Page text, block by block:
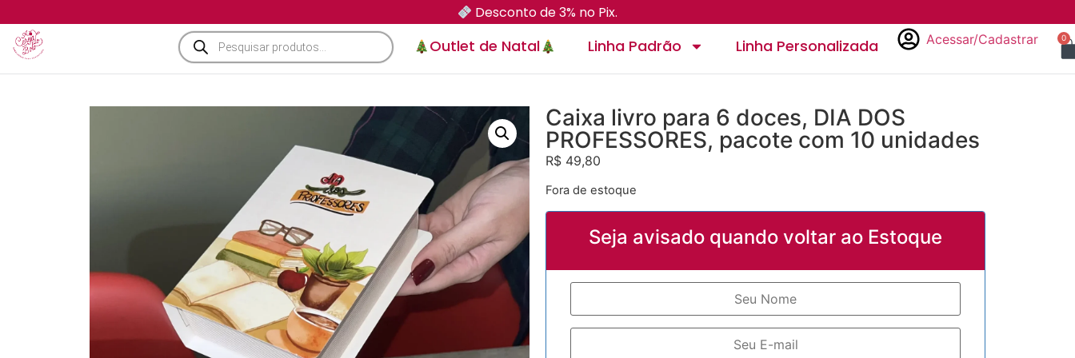
Desconto de 3% no Pix.
Outlet de Natal Linha Padrão Linha Personalizada Acessar/Cadastrar 0
Caixa livro para 6 doces, DIA DOS
PROFESSORES, pacote com 10 unidades
R$ 49,80
Fora de estoque
Seja avisado quando voltar ao Estoque